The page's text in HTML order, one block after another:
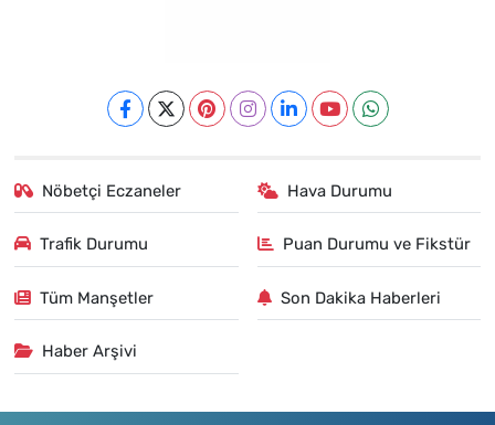
Nöbetçi Eczaneler Hava Durumu
Trafik Durumu Puan Durumu ve Fikstür
Tüm Manşetler Son Dakika Haberleri
Haber Arşivi